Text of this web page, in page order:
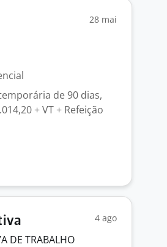
28 mai
de 90 dias,
+ VT + Refeição
4 ago
DE TRABALHO